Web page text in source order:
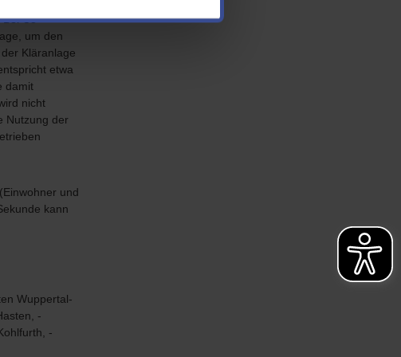
Bei Co-
um den
Kläranlage
etwa
damit
nicht
Nutzung der
und
kann
Wuppertal-
-
-